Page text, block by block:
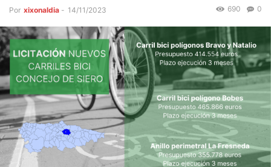
Por xixonaldia - 14/11/2023 0
690